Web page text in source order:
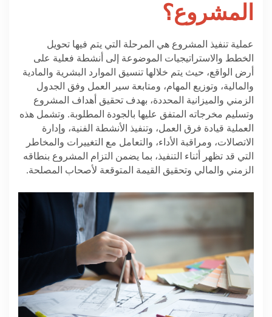
المشروع؟
عملية تنفيذ المشروع هي المرحلة التي يتم فيها تحويل
الخطط والاستراتيجيات الموضوعة إلى أنشطة فعلية على
أرض الواقع، حيث يتم خلالها تنسيق الموارد البشرية والمادية
والمالية، وتوزيع المهام، ومتابعة سير العمل وفق الجدول
الزمني والميزانية المحددة، بهدف تحقيق أهداف المشروع
وتسليم مخرجاته المتفق عليها بالجودة المطلوبة. وتشمل هذه
العملية قيادة فرق العمل، وتنفيذ الأنشطة الفنية، وإدارة
الاتصالات، ومراقبة الأداء، والتعامل مع التغييرات والمخاطر
التي قد تظهر أثناء التنفيذ، بما يضمن التزام المشروع بنطاقه
الزمني والمالي وتحقيق القيمة المتوقعة لأصحاب المصلحة.